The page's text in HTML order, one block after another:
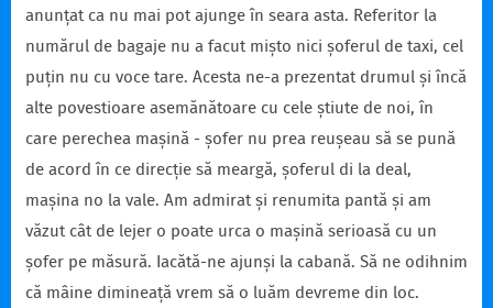
anunțat ca nu mai pot ajunge în seara asta. Referitor la
numărul de bagaje nu a facut mișto nici șoferul de taxi, cel
puțin nu cu voce tare. Acesta ne-a prezentat drumul și încă
alte povestioare asemănătoare cu cele știute de noi, în
care perechea mașină - șofer nu prea reușeau să se pună
de acord în ce direcție să meargă, șoferul di la deal,
mașina no la vale. Am admirat și renumita pantă și am
văzut cât de lejer o poate urca o mașină serioasă cu un
șofer pe măsură. Iacătă-ne ajunși la cabană. Să ne odihnim
că mâine dimineață vrem să o luăm devreme din loc.